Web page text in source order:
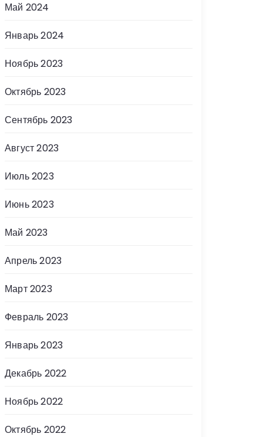
Май 2024
Январь 2024
Ноябрь 2023
Октябрь 2023
Сентябрь 2023
Август 2023
Июль 2023
Июнь 2023
Май 2023
Апрель 2023
Март 2023
Февраль 2023
Январь 2023
Декабрь 2022
Ноябрь 2022
Октябрь 2022